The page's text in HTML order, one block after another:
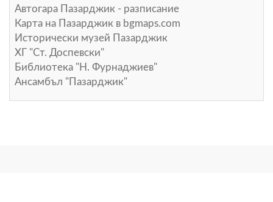
Автогара Пазарджик - разписание
Карта на Пазарджик в bgmaps.com
Исторически музей Пазарджик
ХГ "Ст. Доспевски"
Библиотека "Н. Фурнаджиев"
Ансамбъл "Пазарджик"